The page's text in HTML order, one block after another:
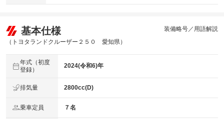
基本仕様
（トヨタランドクルーザー２５０ 愛知県）
装備略号／用語解説
年式（初度
登録）
2024(令和6)年
排気量 2800cc(D)
乗車定員 ７名